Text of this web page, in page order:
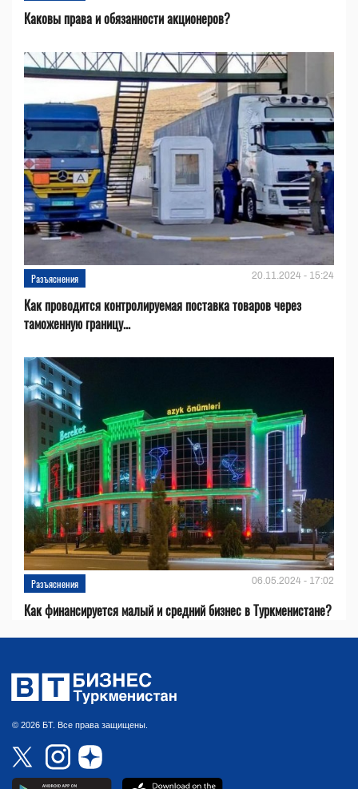
Каковы права и обязанности акционеров?
Разъяснения 20.11.2024 - 15:24
Как проводится контролируемая поставка товаров через
таможенную границу...
Разъяснения 06.05.2024 - 17:02
Как финансируется малый и средний бизнес в Туркменистане?
© 2026 БТ. Все права защищены.